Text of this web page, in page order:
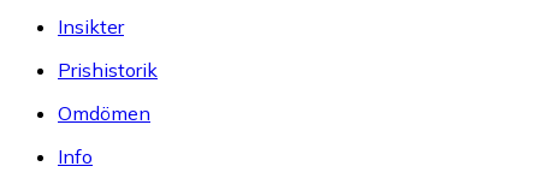
Insikter
Prishistorik
Omdömen
Info